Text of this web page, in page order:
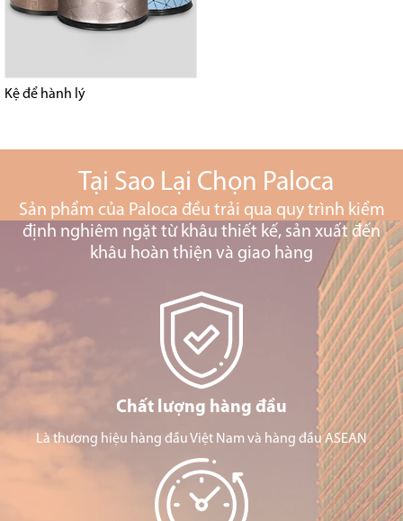
Kệ để hành lý
Tại Sao Lại Chọn Paloca
Sản phẩm của Paloca đều trải qua quy trình kiểm
định nghiêm ngặt từ khâu thiết kế, sản xuất đến
khâu hoàn thiện và giao hàng
Chất lượng hàng đầu
Là thương hiệu hàng đầu Việt Nam và hàng đầu ASEAN